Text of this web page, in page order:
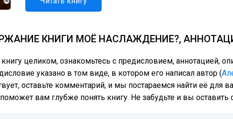
КНИГИ МОЁ НАСЛАЖДЕНИЕ?,
целиком, ознакомьтесь с предисловием, аннотацией,
указано в том виде, в котором его написал автор (
оставьте комментарий, и мы постараемся найти её для
вам глубже понять книгу. Не забудьте и вы